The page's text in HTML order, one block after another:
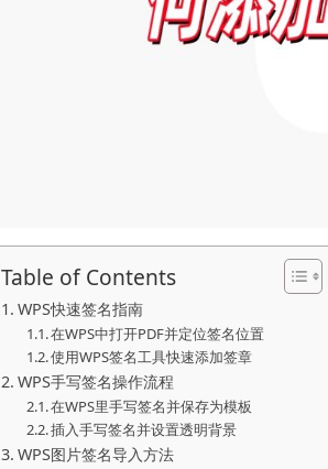
Table of Contents
WPS快速签名指南
在WPS中打开PDF并定位签名位置
使用WPS签名工具快速添加签章
WPS手写签名操作流程
在WPS里手写签名并保存为模板
插入手写签名并设置透明背景
WPS图片签名导入方法